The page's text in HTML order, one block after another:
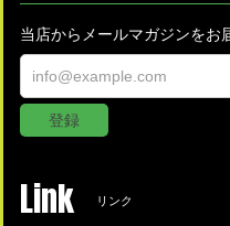
当店からメールマガジンをお
登録
Link リンク